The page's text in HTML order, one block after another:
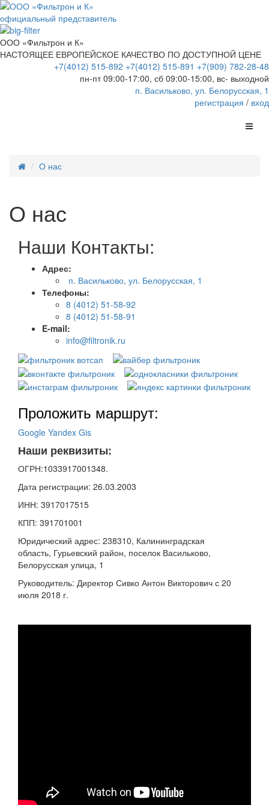
официальный представитель
ООО «Фильтрон и К»
НАСТОЯЩЕЕ ЕВРОПЕЙСКОЕ КАЧЕСТВО ПО ДОСТУПНОЙ ЦЕНЕ
+7(4012) 515-892 +7(4012) 515-891 +7(909) 782-28-48
пн-пт 09:00-17:00, сб 09:00-15:00, вс- выходной
п. Васильково, ул. Белорусская, 1
регистрация / вход
О нас
О нас
Наши Контакты:
Адрес:
п. Васильково, ул. Белорусская, 1
Телефоны:
8 (4012) 51-58-92
8 (4012) 51-58-91
E-mail:
info@filtronik.ru
Проложить маршрут:
Google Yandex Gis
Наши реквизиты:
ОГРН:1033917001348.
Дата регистрации: 26.03.2003
ИНН: 3917017515
КПП: 391701001
Юридический адрес: 238310, Калининградская
область, Гурьевский район, поселок Васильково,
Белорусская улица, 1
Руководитель: Директор Сивко Антон Викторович с 20
июля 2018 г.